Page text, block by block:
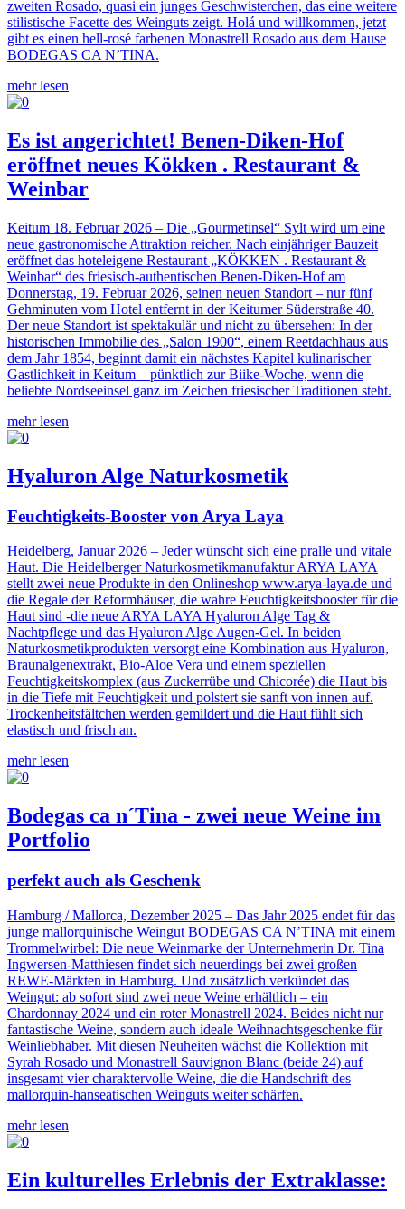
zweiten Rosado, quasi ein junges Geschwisterchen, das eine weitere
stilistische Facette des Weinguts zeigt. Holá und willkommen, jetzt
gibt es einen hell-rosé farbenen Monastrell Rosado aus dem Hause
BODEGAS CA N’TINA.
mehr lesen
Es ist angerichtet! Benen-Diken-Hof
eröffnet neues Kökken . Restaurant &
Weinbar
Keitum 18. Februar 2026 – Die „Gourmetinsel“ Sylt wird um eine
neue gastronomische Attraktion reicher. Nach einjähriger Bauzeit
eröffnet das hoteleigene Restaurant „KÖKKEN . Restaurant &
Weinbar“ des friesisch-authentischen Benen-Diken-Hof am
Donnerstag, 19. Februar 2026, seinen neuen Standort – nur fünf
Gehminuten vom Hotel entfernt in der Keitumer Süderstraße 40.
Der neue Standort ist spektakulär und nicht zu übersehen: In der
historischen Immobilie des „Salon 1900“, einem Reetdachhaus aus
dem Jahr 1854, beginnt damit ein nächstes Kapitel kulinarischer
Gastlichkeit in Keitum – pünktlich zur Biike-Woche, wenn die
beliebte Nordseeinsel ganz im Zeichen friesischer Traditionen steht.
mehr lesen
Hyaluron Alge Naturkosmetik
Feuchtigkeits-Booster von Arya Laya
Heidelberg, Januar 2026 – Jeder wünscht sich eine pralle und vitale
Haut. Die Heidelberger Naturkosmetikmanufaktur ARYA LAYA
stellt zwei neue Produkte in den Onlineshop www.arya-laya.de und
die Regale der Reformhäuser, die wahre Feuchtigkeitsbooster für die
Haut sind -die neue ARYA LAYA Hyaluron Alge Tag &
Nachtpflege und das Hyaluron Alge Augen-Gel. In beiden
Naturkosmetikprodukten versorgt eine Kombination aus Hyaluron,
Braunalgenextrakt, Bio-Aloe Vera und einem speziellen
Feuchtigkeitskomplex (aus Zuckerrübe und Chicorée) die Haut bis
in die Tiefe mit Feuchtigkeit und polstert sie sanft von innen auf.
Trockenheitsfältchen werden gemildert und die Haut fühlt sich
elastisch und frisch an.
mehr lesen
Bodegas ca n´Tina - zwei neue Weine im
Portfolio
perfekt auch als Geschenk
Hamburg / Mallorca, Dezember 2025 – Das Jahr 2025 endet für das
junge mallorquinische Weingut BODEGAS CA N’TINA mit einem
Trommelwirbel: Die neue Weinmarke der Unternehmerin Dr. Tina
Ingwersen-Matthiesen findet sich neuerdings bei zwei großen
REWE-Märkten in Hamburg. Und zusätzlich verkündet das
Weingut: ab sofort sind zwei neue Weine erhältlich – ein
Chardonnay 2024 und ein roter Monastrell 2024. Beides nicht nur
fantastische Weine, sondern auch ideale Weihnachtsgeschenke für
Weinliebhaber. Mit diesen Neuheiten wächst die Kollektion mit
Syrah Rosado und Monastrell Sauvignon Blanc (beide 24) auf
insgesamt vier charaktervolle Weine, die die Handschrift des
mallorquin-hanseatischen Weinguts weiter schärfen.
mehr lesen
Ein kulturelles Erlebnis der Extraklasse: